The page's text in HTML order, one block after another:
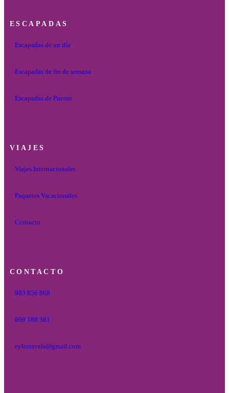
ESCAPADAS
Escapadas de un día
Escapadas de fin de semana
Escapadas de Puente
VIAJES
Viajes Internacionales
Paquetes Vacacionales
Contacto
CONTACTO
983 856 868
669 188 381
eylotravels@gmail.com